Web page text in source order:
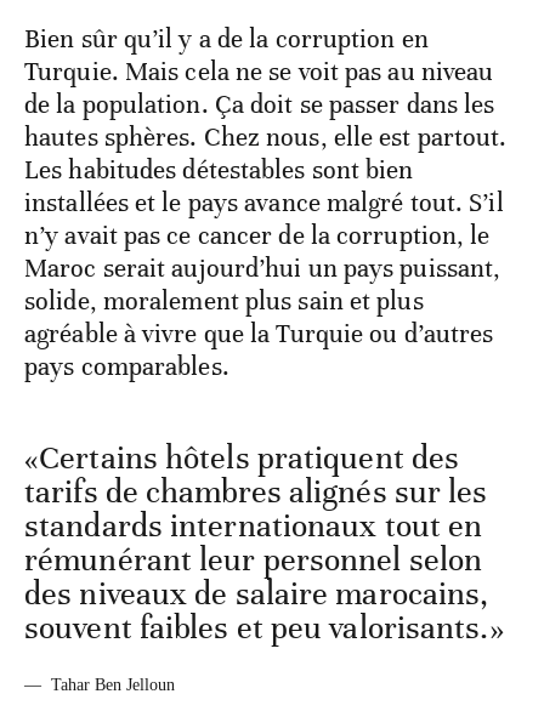
Bien sûr qu’il y a de la corruption en
Turquie. Mais cela ne se voit pas au niveau
de la population. Ça doit se passer dans les
hautes sphères. Chez nous, elle est partout.
Les habitudes détestables sont bien
installées et le pays avance malgré tout. S’il
n’y avait pas ce cancer de la corruption, le
Maroc serait aujourd’hui un pays puissant,
solide, moralement plus sain et plus
agréable à vivre que la Turquie ou d’autres
pays comparables.
«Certains hôtels pratiquent des
tarifs de chambres alignés sur les
standards internationaux tout en
rémunérant leur personnel selon
des niveaux de salaire marocains,
souvent faibles et peu valorisants.»
— Tahar Ben Jelloun